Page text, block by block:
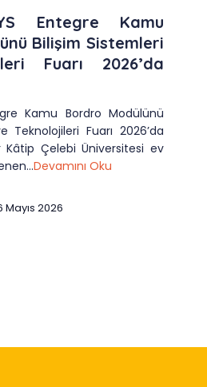
Entegre Kamu
Bilişim Sistemleri
Fuarı 2026’da
Kamu Bordro Modülünü
Teknolojileri Fuarı 2026’da
Kâtip Çelebi Üniversitesi ev
Devamını Oku
Mayıs 2026